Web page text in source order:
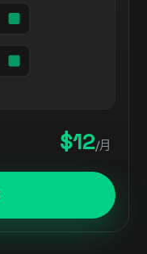
$12/月